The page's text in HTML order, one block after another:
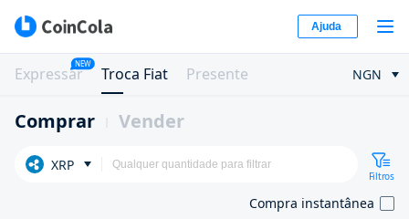
Ajuda
Expressar
NEW
Troca Fiat Presente NGN
Comprar Vender
XRP
Filtros
Compra instantânea